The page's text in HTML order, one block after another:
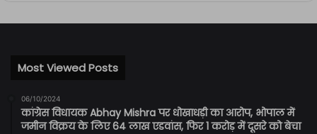
Most Viewed Posts
06/10/2024
कांग्रेस विधायक Abhay Mishra पर धोखाधड़ी का आरोप, भोपाल में
जमीन विक्रय के लिए 64 लाख एडवांस, फिर 1 करोड़ में दूसरे को बेचा